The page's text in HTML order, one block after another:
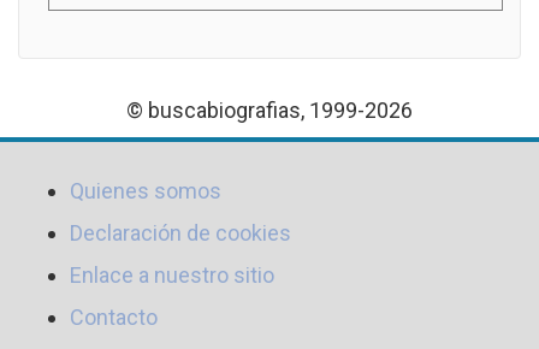
© buscabiografias, 1999-2026
Quienes somos
Declaración de cookies
Enlace a nuestro sitio
Contacto